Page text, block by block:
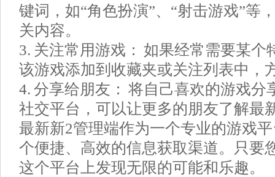
键词，如“角色扮演”、“射击游戏”等
关内容。
3. 关注常用游戏： 如果经常需要某个
该游戏添加到收藏夹或关注列表中，
4. 分享给朋友： 将自己喜欢的游戏分
社交平台，可以让更多的朋友了解最
最新新2管理端作为一个专业的游戏
个便捷、高效的信息获取渠道。只要
这个平台上发现无限的可能和乐趣。